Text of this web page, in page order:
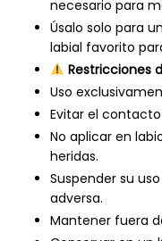
necesario para
Úsalo solo para
labial favorito
Restricciones
Uso
Evitar el
No aplicar en
heridas.
Suspender su
adversa.
Mantener fuera